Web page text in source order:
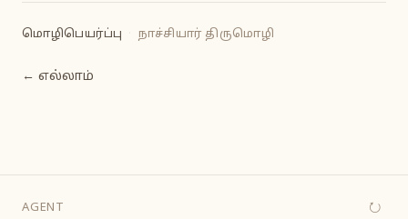
மொழிபெயர்ப்பு நாச்சியார் திருமொழி
← எல்லாம்
AGENT ↻